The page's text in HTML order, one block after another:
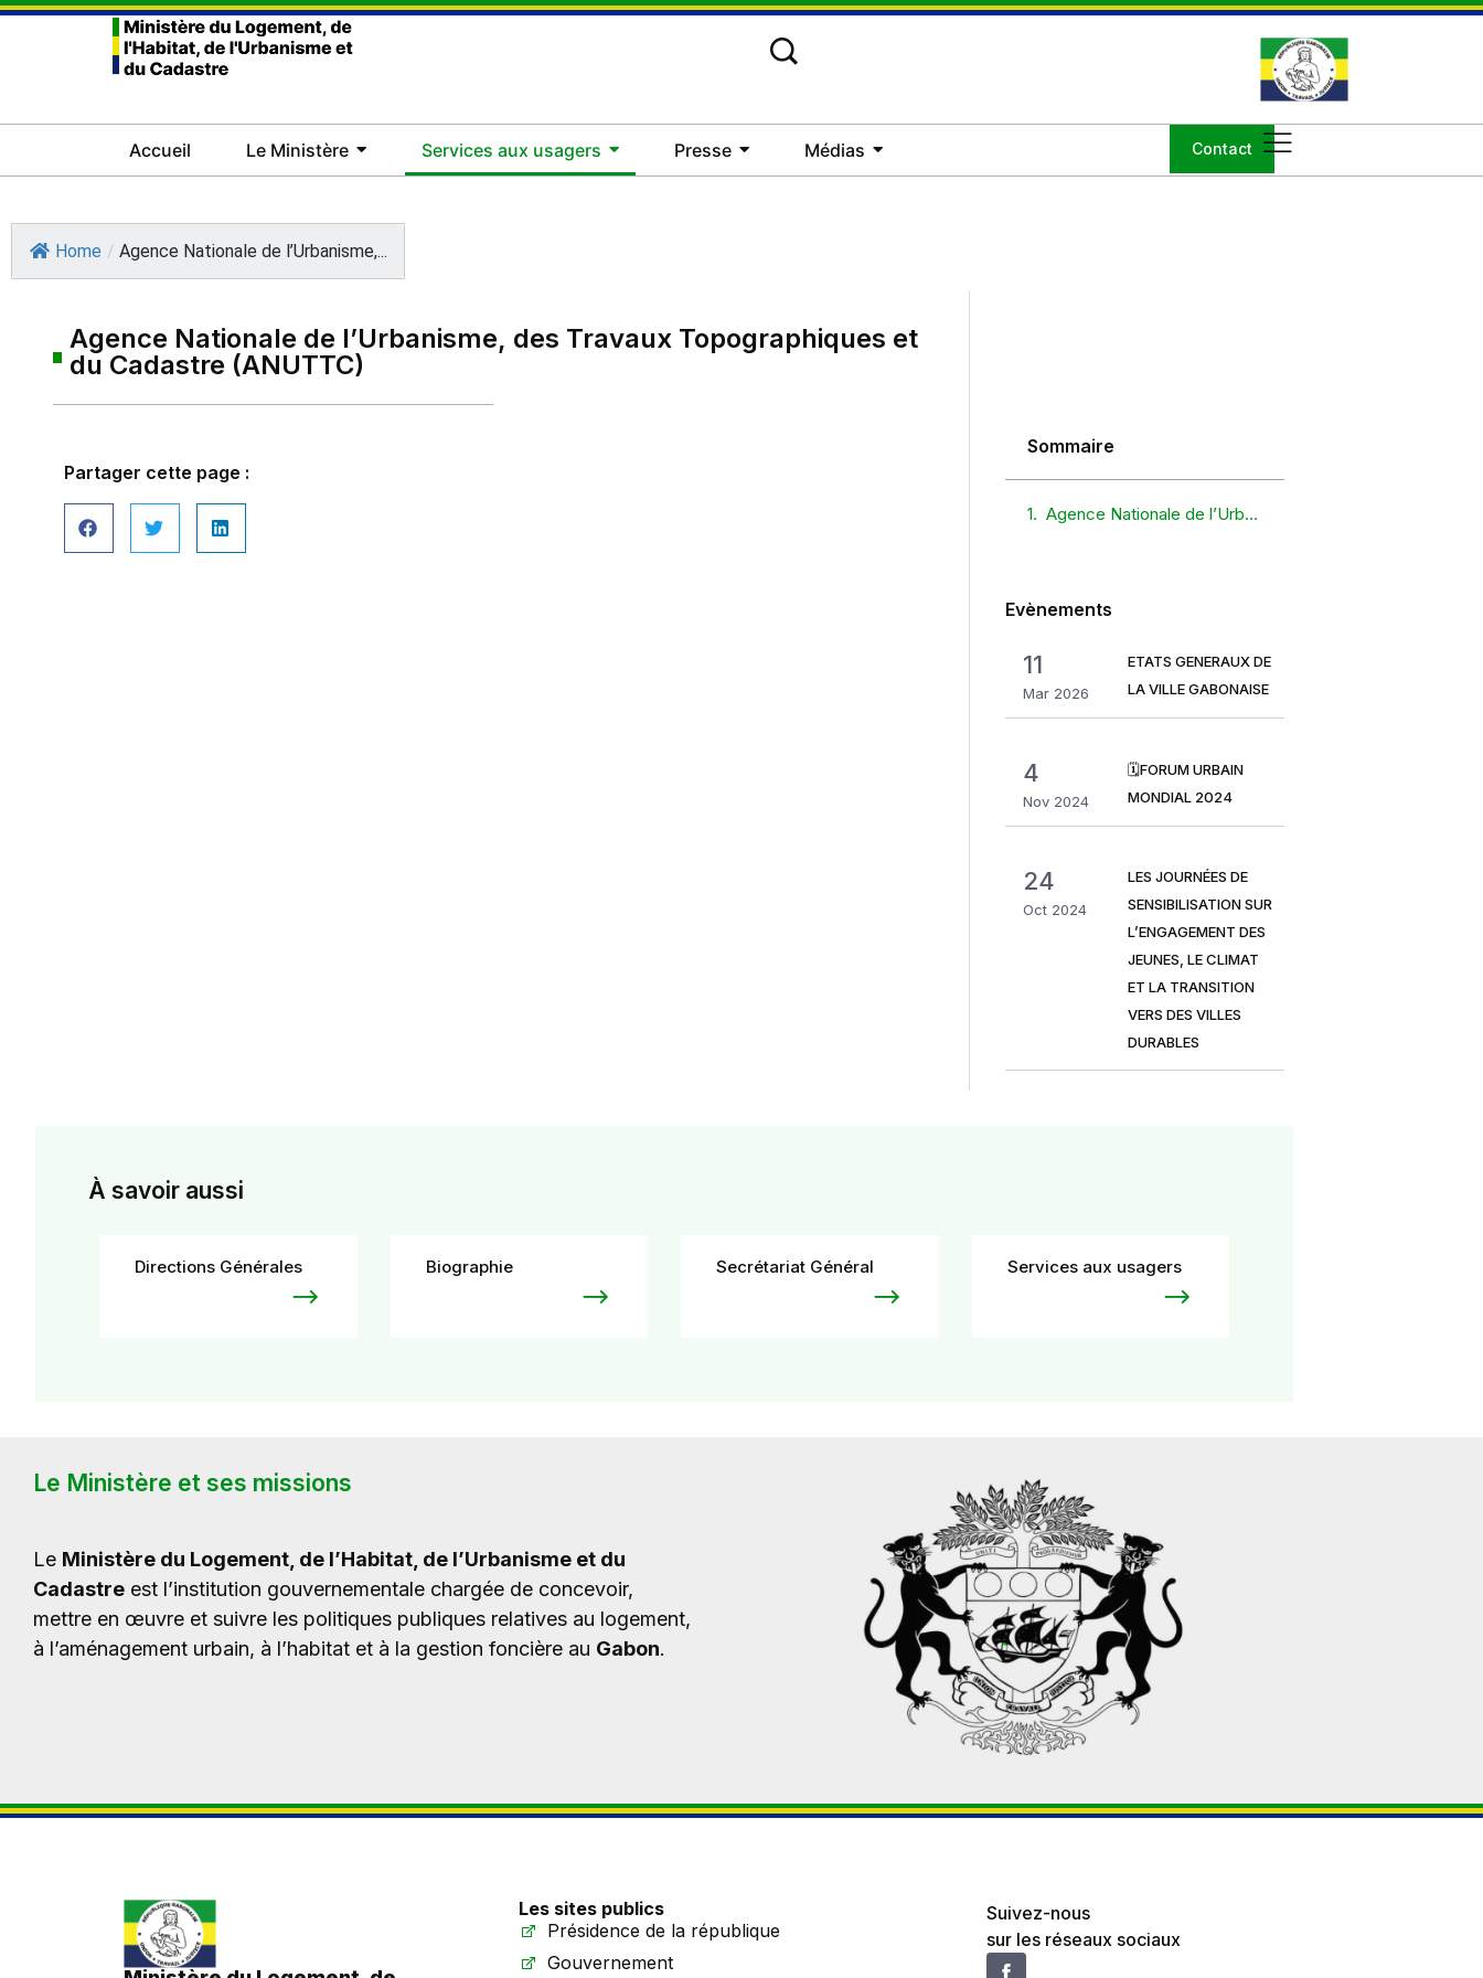
Accueil Le Ministère Services aux usagers Presse Médias Contact
Home / Agence Nationale de l’Urbanisme,...
Agence Nationale de l’Urbanisme, des Travaux Topographiques et
du Cadastre (ANUTTC)
Partager cette page :
Sommaire
Agence Nationale de l’Urbanisme, des Travaux Topographiques et du Cadastre (ANUTTC)
Evènements
11
Mar 2026
ETATS GENERAUX DE
LA VILLE GABONAISE
4
Nov 2024
🗓FORUM URBAIN
MONDIAL 2024
24
Oct 2024
LES JOURNÉES DE
SENSIBILISATION SUR
L’ENGAGEMENT DES
JEUNES, LE CLIMAT
ET LA TRANSITION
VERS DES VILLES
DURABLES
À savoir aussi
Directions Générales Biographie Secrétariat Général Services aux usagers
Le Ministère et ses missions
Le Ministère du Logement, de l’Habitat, de l’Urbanisme et du
Cadastre est l’institution gouvernementale chargée de concevoir,
mettre en œuvre et suivre les politiques publiques relatives au logement,
à l’aménagement urbain, à l’habitat et à la gestion foncière au Gabon.
Les sites publics
Présidence de la république
Gouvernement
Suivez-nous
sur les réseaux sociaux